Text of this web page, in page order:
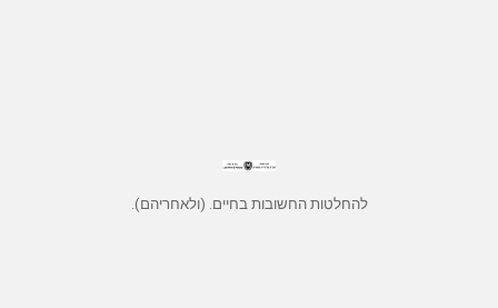
להחלטות החשובות בחיים. (ולאחריהם).